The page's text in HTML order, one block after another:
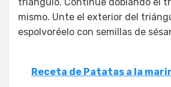
triángulo. Continúe doblando el
mismo. Unte el exterior del
espolvoréelo con semillas de
Receta de Patatas a la